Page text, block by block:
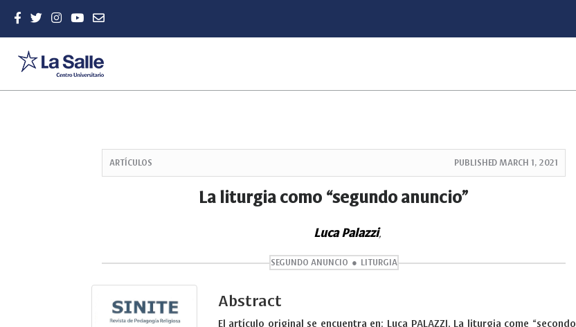
ARTÍCULOS PUBLISHED MARCH 1, 2021
La liturgia como “segundo anuncio”
Luca Palazzi,
SEGUNDO ANUNCIO LITURGIA
Abstract
El artículo original se encuentra en: Luca PALAZZI, La liturgia come “secondo